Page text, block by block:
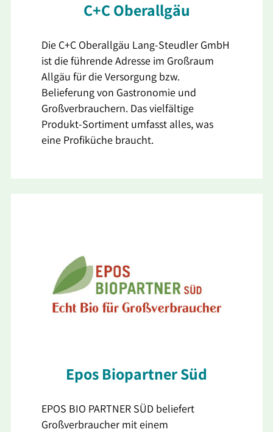
C+C Oberallgäu
Die C+C Oberallgäu Lang-Steudler GmbH
ist die führende Adresse im Großraum
Allgäu für die Versorgung bzw.
Belieferung von Gastronomie und
Großverbrauchern. Das vielfältige
Produkt-Sortiment umfasst alles, was
eine Profiküche braucht.
Epos Biopartner Süd
EPOS BIO PARTNER SÜD beliefert
Großverbraucher mit einem